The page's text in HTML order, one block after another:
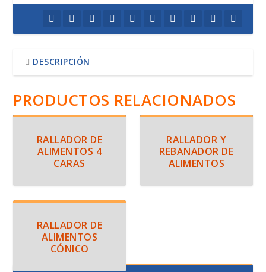
DESCRIPCIÓN
PRODUCTOS RELACIONADOS
RALLADOR DE
ALIMENTOS 4
CARAS
RALLADOR Y
REBANADOR DE
ALIMENTOS
RALLADOR DE
ALIMENTOS
CÓNICO